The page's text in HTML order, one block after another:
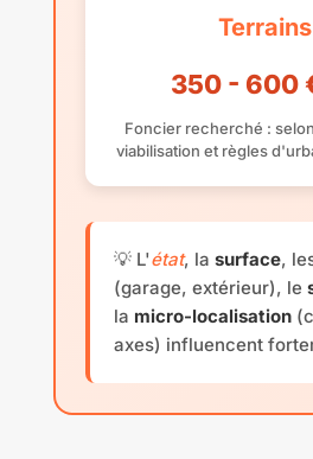
Terrains
350 - 600
Foncier recherché :
viabilisation et règles
💡 L'état, la surface,
(garage, extérieur), le
la micro-localisation
axes) influencent